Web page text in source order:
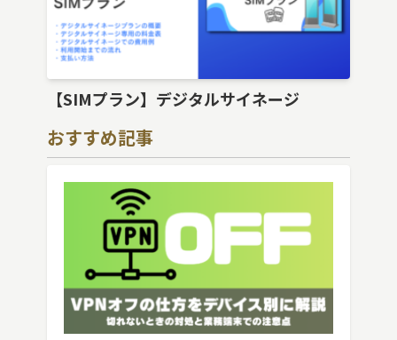
【SIMプラン】デジタルサイネージ
おすすめ記事